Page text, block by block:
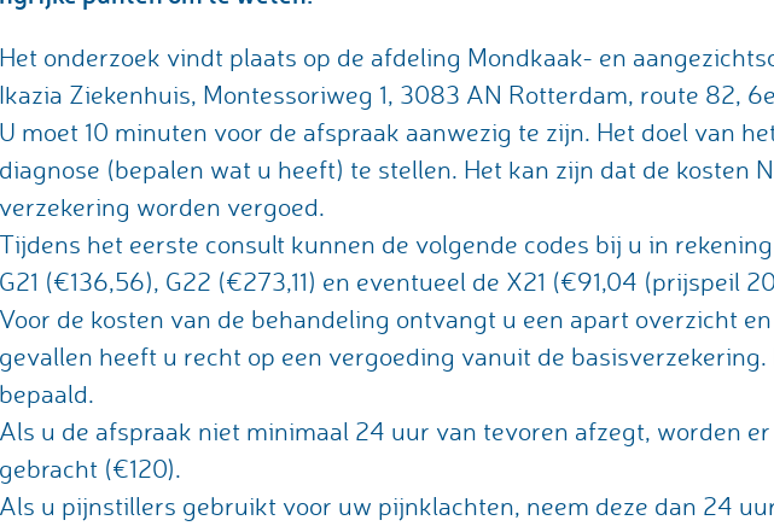
Het onderzoek vindt plaats op de afdeling Mondkaak- en
Ikazia Ziekenhuis, Montessoriweg 1, 3083 AN Rotterdam, route 82,
U moet 10 minuten voor de afspraak aanwezig te zijn. Het doel van
diagnose (bepalen wat u heeft) te stellen. Het kan zijn dat de kosten
verzekering worden vergoed.
Tijdens het eerste consult kunnen de volgende codes bij u in
G21 (€136,56), G22 (€273,11) en eventueel de X21 (€91,04 (prijspeil
Voor de kosten van de behandeling ontvangt u een apart overzicht
gevallen heeft u recht op een vergoeding vanuit de
bepaald.
Als u de afspraak niet minimaal 24 uur van tevoren afzegt, worden
gebracht (€120).
Als u pijnstillers gebruikt voor uw pijnklachten, neem deze dan 24